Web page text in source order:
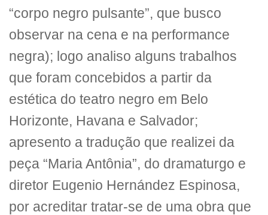
“corpo negro pulsante”, que busco
observar na cena e na performance
negra); logo analiso alguns trabalhos
que foram concebidos a partir da
estética do teatro negro em Belo
Horizonte, Havana e Salvador;
apresento a tradução que realizei da
peça “Maria Antônia”, do dramaturgo e
diretor Eugenio Hernández Espinosa,
por acreditar tratar-se de uma obra que